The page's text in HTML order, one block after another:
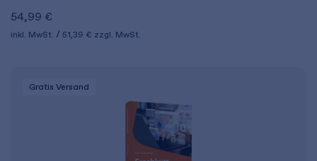
54,99 €
inkl. MwSt. 51,39 € zzgl. MwSt.
Gratis Versand